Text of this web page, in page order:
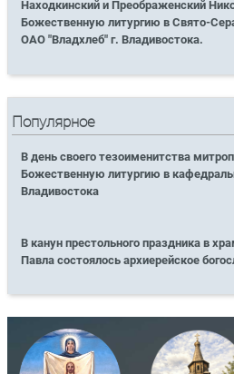
Находкинский и Преображенский
Божественную литургию в Свято-
ОАО "Владхлеб" г. Владивостока.
Популярное
В день своего тезоименитства
Божественную литургию в
Владивостока
В канун престольного праздника в
Павла состоялось архиерейское